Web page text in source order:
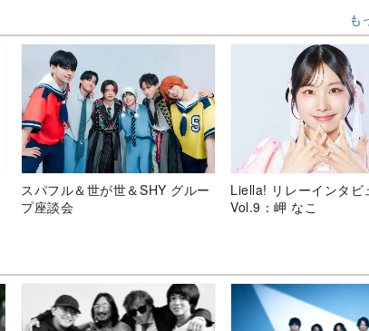
も
スパフル＆世が世＆SHY グルー
プ座談会
Liella! リレーインタビ
Vol.9：岬 なこ